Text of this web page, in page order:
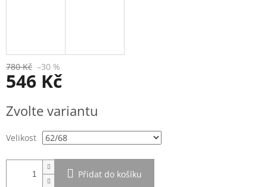
780 Kč –30 %
546 Kč
cena:
Zvolte variantu
Velikost
Přidat do košíku